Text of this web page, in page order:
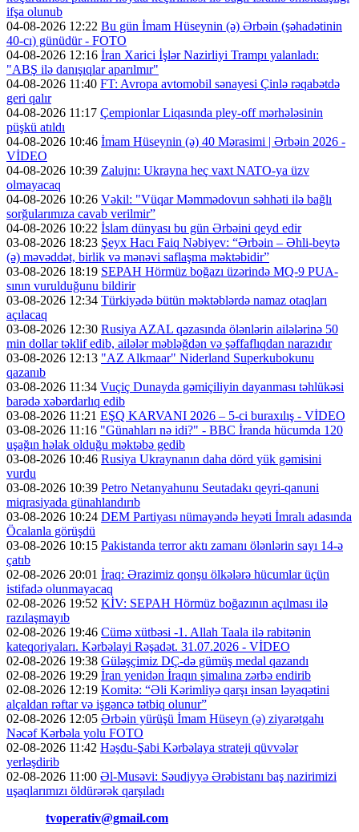
ifşa olunub
04-08-2026 12:22 Bu gün İmam Hüseynin (ə) Ərbəin (şəhadətinin
40-cı) günüdür - FOTO
04-08-2026 12:16 İran Xarici İşlər Nazirliyi Trampı yalanladı:
"ABŞ ilə danışıqlar aparılmır"
04-08-2026 11:40 FT: Avropa avtomobil sənayesi Çinlə rəqabətdə
geri qalır
04-08-2026 11:17 Çempionlar Liqasında pley-off mərhələsinin
püşkü atıldı
04-08-2026 10:46 İmam Hüseynin (ə) 40 Mərasimi | Ərbəin 2026 -
VİDEO
04-08-2026 10:39 Zalujnı: Ukrayna heç vaxt NATO-ya üzv
olmayacaq
04-08-2026 10:26 Vəkil: "Vüqar Məmmədovun səhhəti ilə bağlı
sorğularımıza cavab verilmir”
04-08-2026 10:22 İslam dünyası bu gün Ərbəini qeyd edir
03-08-2026 18:23 Şeyx Hacı Faiq Nəbiyev: “Ərbəin – Əhli-beytə
(ə) məvəddət, birlik və mənəvi saflaşma məktəbidir”
03-08-2026 18:19 SEPAH Hörmüz boğazı üzərində MQ-9 PUA-
sının vurulduğunu bildirir
03-08-2026 12:34 Türkiyədə bütün məktəblərdə namaz otaqları
açılacaq
03-08-2026 12:30 Rusiya AZAL qəzasında ölənlərin ailələrinə 50
min dollar təklif edib, ailələr məbləğdən və şəffaflıqdan narazıdır
03-08-2026 12:13 "AZ Alkmaar" Niderland Superkubokunu
qazanıb
03-08-2026 11:34 Vuçiç Dunayda gəmiçiliyin dayanması təhlükəsi
barədə xəbərdarlıq edib
03-08-2026 11:21 EŞQ KARVANI 2026 – 5-ci buraxılış - VİDEO
03-08-2026 11:16 "Günahları nə idi?" - BBC İranda hücumda 120
uşağın həlak olduğu məktəbə gedib
03-08-2026 10:46 Rusiya Ukraynanın daha dörd yük gəmisini
vurdu
03-08-2026 10:39 Petro Netanyahunu Seutadakı qeyri-qanuni
miqrasiyada günahlandırıb
03-08-2026 10:24 DEM Partiyası nümayəndə heyəti İmralı adasında
Öcalanla görüşdü
03-08-2026 10:15 Pakistanda terror aktı zamanı ölənlərin sayı 14-ə
çatıb
02-08-2026 20:01 İraq: Ərazimiz qonşu ölkələrə hücumlar üçün
istifadə olunmayacaq
02-08-2026 19:52 KİV: SEPAH Hörmüz boğazının açılması ilə
razılaşmayıb
02-08-2026 19:46 Cümə xütbəsi -1. Allah Taala ilə rabitənin
kateqoriyaları. Kərbəlayi Rəşadət. 31.07.2026 - VİDEO
02-08-2026 19:38 Güləşçimiz DÇ-də gümüş medal qazandı
02-08-2026 19:29 İran yenidən İraqın şimalına zərbə endirib
02-08-2026 12:19 Komitə: “Əli Kərimliyə qarşı insan ləyaqətini
alçaldan rəftar və işgəncə tətbiq olunur”
02-08-2026 12:05 Ərbəin yürüşü İmam Hüseyn (ə) ziyarətgahı
Nəcəf Kərbəla yolu FOTO
02-08-2026 11:42 Həşdu-Şabi Kərbəlaya strateji qüvvələr
yerləşdirib
02-08-2026 11:00 Əl-Musəvi: Səudiyyə Ərəbistanı baş nazirimizi
uşaqlarımızı öldürərək qarşıladı
tvoperativ@gmail.com